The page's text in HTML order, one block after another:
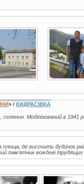
7 фото
» / КИДРАСІВКА
селянин. Мобілізований в 1941
де височить будинок
пам'ятник вождеві трудящих